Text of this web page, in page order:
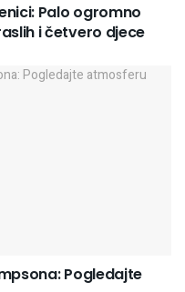
Palo ogromno
i četvero djece
Pogledajte